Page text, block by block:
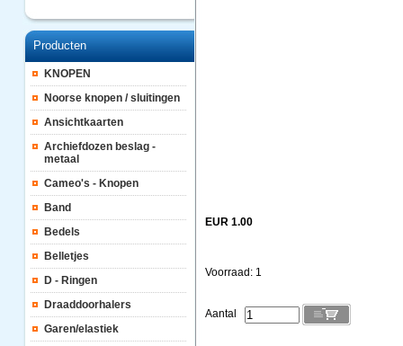
Producten
KNOPEN
Noorse knopen / sluitingen
Ansichtkaarten
Archiefdozen beslag -
metaal
Cameo's - Knopen
Band
Bedels
Belletjes
D - Ringen
Draaddoorhalers
Garen/elastiek
EUR 1.00
Voorraad: 1
Aantal